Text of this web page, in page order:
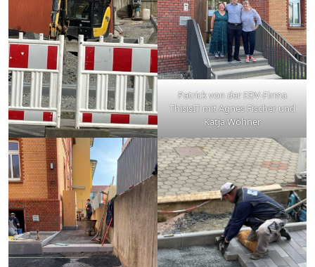
Patrick von der EDV-Firma
ThisisIT mit Agnes Fischer und
Katja Wöhner